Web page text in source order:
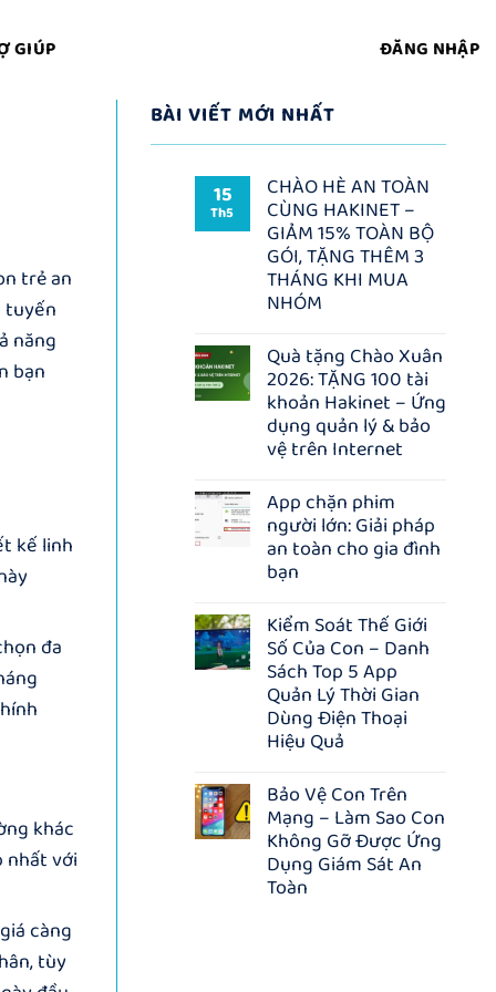
GIÚP ĐĂNG NHẬP
trẻ an
tuyến
năng
bạn
kế linh
đa
khác
nhất với
càng
tùy
BÀI VIẾT MỚI NHẤT
15
Th5
CHÀO HÈ AN TOÀN
CÙNG HAKINET –
GIẢM 15% TOÀN BỘ
GÓI, TẶNG THÊM 3
THÁNG KHI MUA
NHÓM
có
bình
luận
ở
CHÀO
HÈ
AN
TOÀN
HAKINET
–
GIẢM
15%
TOÀN
BỘ
TẶNG
THÊM
3
THÁNG
KHI
MUA
NHÓM
Quà tặng Chào Xuân
2026: TẶNG 100 tài
khoản Hakinet – Ứng
dụng quản lý & bảo
vệ trên Internet
có
bình
luận
ở
Quà
tặng
2026:
TẶNG
100
tài
khoản
Hakinet
–
Ứng
dụng
lý
&
bảo
vệ
trên
Internet
App chặn phim
người lớn: Giải pháp
an toàn cho gia đình
bạn
có
bình
luận
ở
App
chặn
phim
người
lớn:
an
toàn
cho
gia
đình
bạn
Kiểm Soát Thế Giới
Số Của Con – Danh
Sách Top 5 App
Quản Lý Thời Gian
Dùng Điện Thoại
Hiệu Quả
có
bình
luận
ở
Kiểm
Soát
Thế
Giới
Bảo Vệ Con Trên
Mạng – Làm Sao Con
Không Gỡ Được Ứng
Dụng Giám Sát An
Toàn